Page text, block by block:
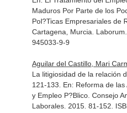
Maduros Por Parte de los
Pol?Ticas Empresariales de
Cartagena, Murcia.
945033-9-9
Aguilar del Castillo, Mari
La litigiosidad de la relación
121-133. En: Reforma de
y Empleo P?Blico. Consejo
Laborales. 2015. 81-152.